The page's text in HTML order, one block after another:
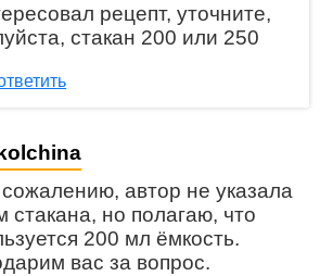
рецепт, уточните,
стакан 200 или 250
автор не указала
стакана, но полагаю, что
200 мл ёмкость.
вас за вопрос.